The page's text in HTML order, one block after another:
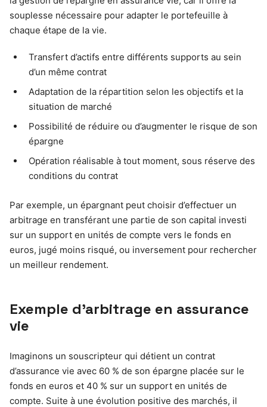
souplesse nécessaire pour adapter le portefeuille à
chaque étape de la vie.
Transfert d’actifs entre différents supports au sein
d’un même contrat
Adaptation de la répartition selon les objectifs et la
situation de marché
Possibilité de réduire ou d’augmenter le risque de son
épargne
Opération réalisable à tout moment, sous réserve des
conditions du contrat
Par exemple, un épargnant peut choisir d’effectuer un
arbitrage en transférant une partie de son capital investi
sur un support en unités de compte vers le fonds en
euros, jugé moins risqué, ou inversement pour rechercher
un meilleur rendement.
Exemple d’arbitrage en assurance
vie
Imaginons un souscripteur qui détient un contrat
d’assurance vie avec 60 % de son épargne placée sur le
fonds en euros et 40 % sur un support en unités de
compte. Suite à une évolution positive des marchés, il